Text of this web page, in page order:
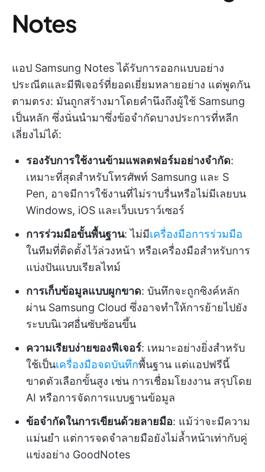
Notes
แอป Samsung Notes ได้รับการออกแบบอย่าง
ประณีตและมีฟีเจอร์ที่ยอดเยี่ยมหลายอย่าง แต่พูดกัน
ตามตรง: มันถูกสร้างมาโดยคำนึงถึงผู้ใช้ Samsung
เป็นหลัก ซึ่งนั่นนำมาซึ่งข้อจำกัดบางประการที่หลีก
เลี่ยงไม่ได้:
รองรับการใช้งานข้ามแพลตฟอร์มอย่างจำกัด:
เหมาะที่สุดสำหรับโทรศัพท์ Samsung และ S
Pen, อาจมีการใช้งานที่ไม่ราบรื่นหรือไม่มีเลยบน
Windows, iOS และเว็บเบราว์เซอร์
การร่วมมือขั้นพื้นฐาน: ไม่มีเครื่องมือการร่วมมือ
ในทีมที่ติดตั้งไว้ล่วงหน้า หรือเครื่องมือสำหรับการ
แบ่งปันแบบเรียลไทม์
การเก็บข้อมูลแบบผูกขาด: บันทึกจะถูกซิงค์หลัก
ผ่าน Samsung Cloud ซึ่งอาจทำให้การย้ายไปยัง
ระบบนิเวศอื่นซับซ้อนขึ้น
ความเรียบง่ายของฟีเจอร์: เหมาะอย่างยิ่งสำหรับ
ใช้เป็นเครื่องมือจดบันทึกพื้นฐาน แต่แอปฟรีนี้
ขาดตัวเลือกขั้นสูง เช่น การเชื่อมโยงงาน สรุปโดย
AI หรือการจัดการแบบฐานข้อมูล
ข้อจำกัดในการเขียนด้วยลายมือ: แม้ว่าจะมีความ
แม่นยำ แต่การจดจำลายมือยังไม่ล้ำหน้าเท่ากับคู่
แข่งอย่าง GoodNotes